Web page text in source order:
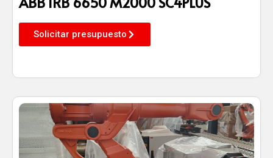
Solicitar presupuesto